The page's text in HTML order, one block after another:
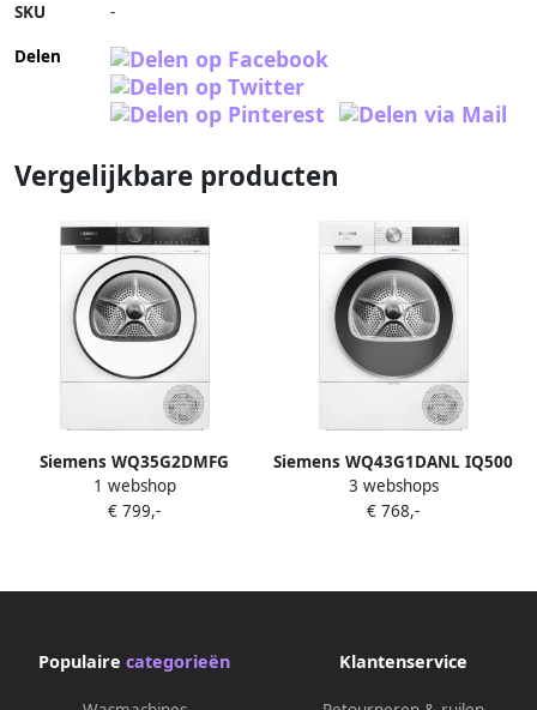
SKU -
Delen
Vergelijkbare producten
Siemens WQ35G2DMFG
iQ500 Warmtepompdroger 8
kg Zeer stil Blijvend
FR Display
1 webshop
€ 799,-
Siemens WQ43G1DANL IQ500
Warmtepompdroger 9 kg
AutoDry EasyClean Filter
3 webshops
€ 768,-
Populaire categorieën Klantenservice